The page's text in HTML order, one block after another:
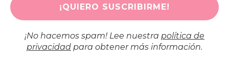
Autor: zafranelas
L
¡No hacemos spam! Lee nuestra política de
privacidad para obtener más información.